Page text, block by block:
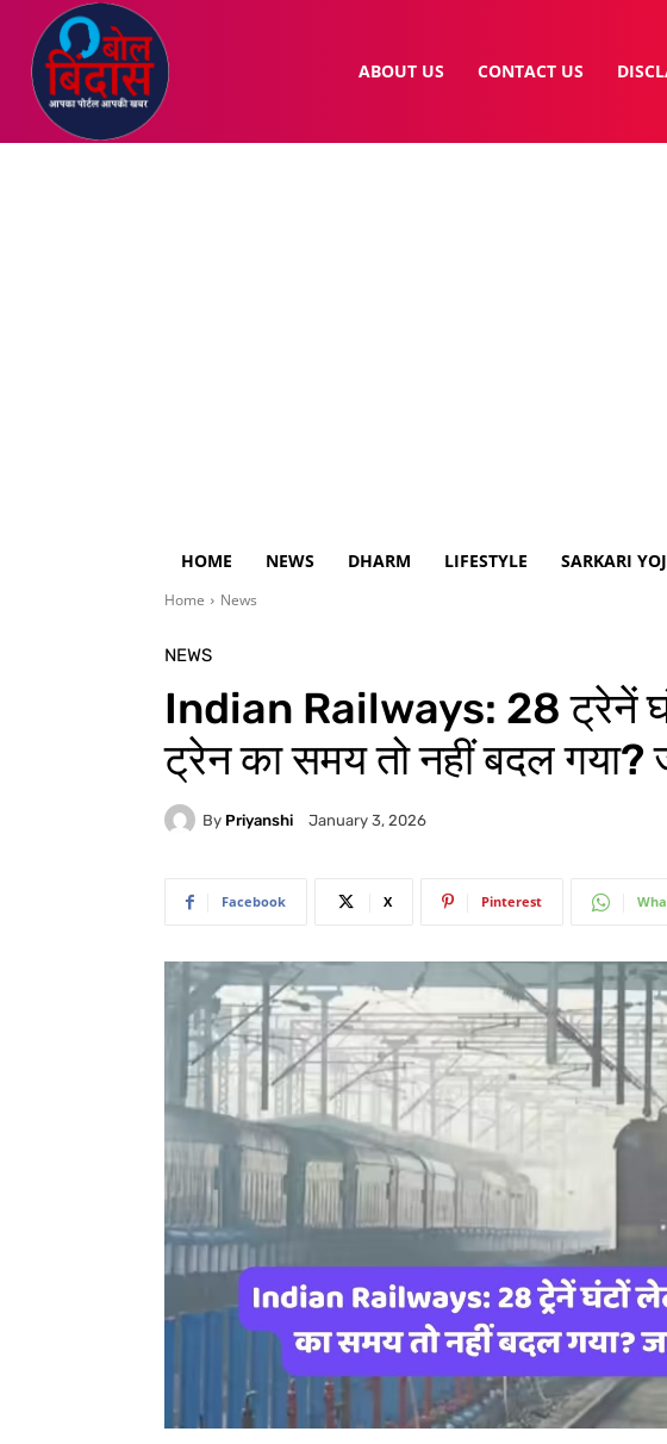
ABOUT US CONTACT US
HOME NEWS DHARM LIFESTYLE SARKARI
Home News
NEWS
Indian Railways: 28 ट्रेनें
ट्रेन का समय तो नहीं बदल गया?
By Priyanshi January 3, 2026
Facebook X Pinterest